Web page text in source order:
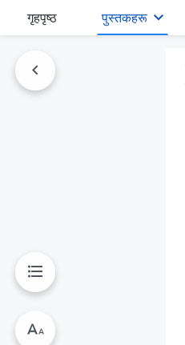
गृहपृष्ठ पुस्तकहरू